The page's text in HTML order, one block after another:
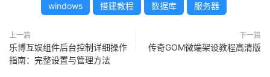
windows 搭建教程 数据库 服务器
上一篇
乐博互娱组件后台控制详细操作
指南：完整设置与管理方法
下一篇
传奇GOM微端架设教程高清版